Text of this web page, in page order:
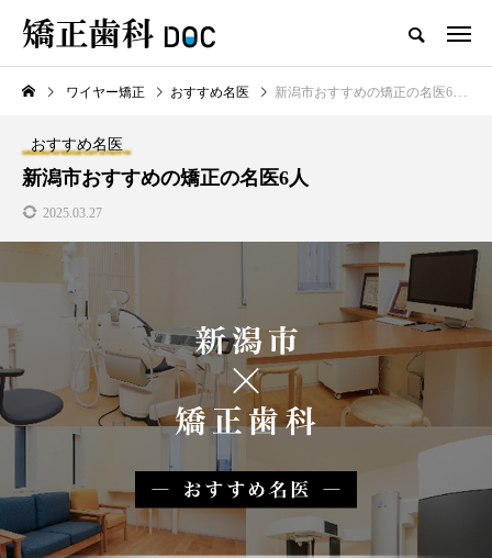
TOP ワイヤー矯正 マウスピース矯正
新着記事
ワイヤー矯正
正歯科の名医28人
2026.06.12
マウスピース矯正
マウスピース型矯正治療後に
保定は必要?リテーナーの装着
期間や時間、注意点も解説
2025.12.07
ワイヤー矯正 おすすめ名医 新潟市おすすめの矯正の名医6人
おすすめ名医
新潟市おすすめの矯正の名医6人
2025.03.27